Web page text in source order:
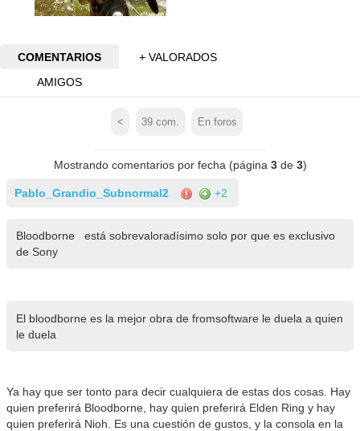
COMENTARIOS
+ VALORADOS
AMIGOS
< 39 com. En foros
Mostrando comentarios por fecha (página 3de 3)
Pablo_Grandio_Subnormal2 +2
Bloodborne está sobrevaloradísimo solo por que es exclusivo
de Sony
El bloodborne es la mejor obra de fromsoftware le duela a quien
le duela
Ya hay que ser tonto para decir cualquiera de estas dos cosas. Hay
quien preferirá Bloodborne, hay quien preferirá Elden Ring y hay
quien preferirá Nioh. Es una cuestión de gustos, y la consola en la